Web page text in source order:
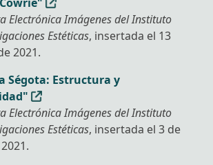
Electrónica Imágenes del Instituto
Estéticas, insertada el 13
2021.
Ségota: Estructura y
Electrónica Imágenes del Instituto
Estéticas, insertada el 3 de